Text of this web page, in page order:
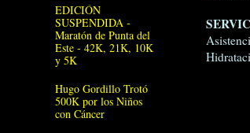
EDICIÓN
SUSPENDIDA -
Maratón de Punta del
Este - 42K, 21K, 10K
y 5K
Hugo Gordillo Trotó
500K por los Niños
con Cáncer